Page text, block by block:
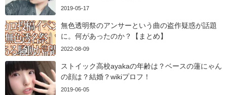
2019-05-17
無色透明祭のアンサーという曲の盗作疑惑が話題
に。何があったのか？【まとめ】
2022-08-09
ストイック高校ayakaの年齢は？ベースの蓮にゃん
の顔は？結婚？wikiプロフ！
2019-06-05